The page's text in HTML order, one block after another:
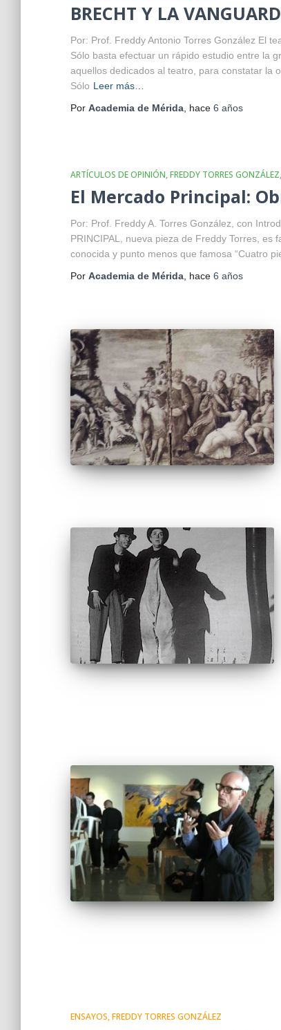
BRECHT Y LA
Por: Prof. Freddy Antonio Torres González El
Sólo basta efectuar un rápido estudio entre la
aquellos dedicados al teatro, para constatar la
Sólo Leer más…
Por Academia de Mérida , hace 6 años
ARTÍCULOS DE OPINIÓN FREDDY TORRES GONZÁLEZ
El Mercado Principal:
Por: Prof. Freddy A. Torres González, con
PRINCIPAL, nueva pieza de Freddy Torres,
conocida y punto menos que famosa “Cuatro
Por Academia de Mérida , hace 6 años
ENSAYOS FREDDY TORRES GONZÁLEZ